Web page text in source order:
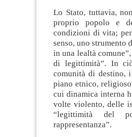
Lo Stato, tuttavia,
proprio popolo e
condizioni di vita;
senso, uno
in una lealtà
di legittimità”. In
comunità di destino,
piano etnico,
cui dinamica interna
volte violento, delle
“legittimità del
rappresentanza”.